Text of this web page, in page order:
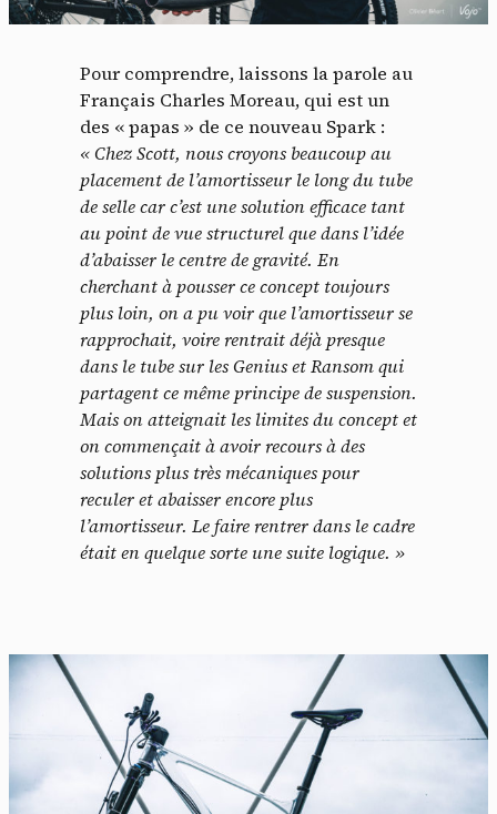
Pour comprendre, laissons la parole au
Français Charles Moreau, qui est un
des « papas » de ce nouveau Spark :
« Chez Scott, nous croyons beaucoup au
placement de l’amortisseur le long du tube
de selle car c’est une solution efficace tant
au point de vue structurel que dans l’idée
d’abaisser le centre de gravité. En
cherchant à pousser ce concept toujours
plus loin, on a pu voir que l’amortisseur se
rapprochait, voire rentrait déjà presque
dans le tube sur les Genius et Ransom qui
partagent ce même principe de suspension.
Mais on atteignait les limites du concept et
on commençait à avoir recours à des
solutions plus très mécaniques pour
reculer et abaisser encore plus
l’amortisseur. Le faire rentrer dans le cadre
était en quelque sorte une suite logique. »